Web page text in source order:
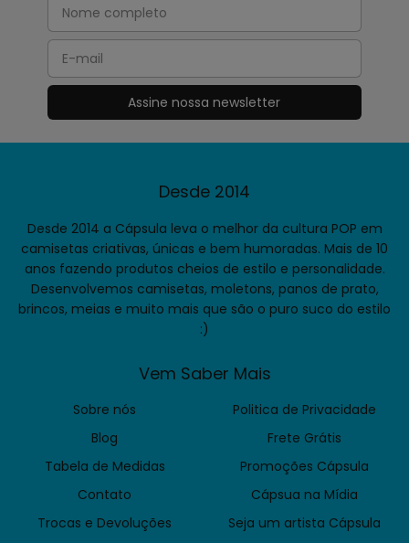
Desde 2014
Desde 2014 a Cápsula leva o melhor da cultura POP em
camisetas criativas, únicas e bem humoradas. Mais de 10
anos fazendo produtos cheios de estilo e personalidade.
Desenvolvemos camisetas, moletons, panos de prato,
brincos, meias e muito mais que são o puro suco do estilo
:)
Vem Saber Mais
Sobre nós
Blog
Tabela de Medidas
Contato
Trocas e Devoluções
Politica de Privacidade
Frete Grátis
Promoções Cápsula
Cápsua na Mídia
Seja um artista Cápsula